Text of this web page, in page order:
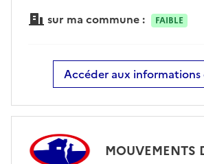
sur ma commune : FAIBLE
Accéder aux informations
MOUVEMENTS